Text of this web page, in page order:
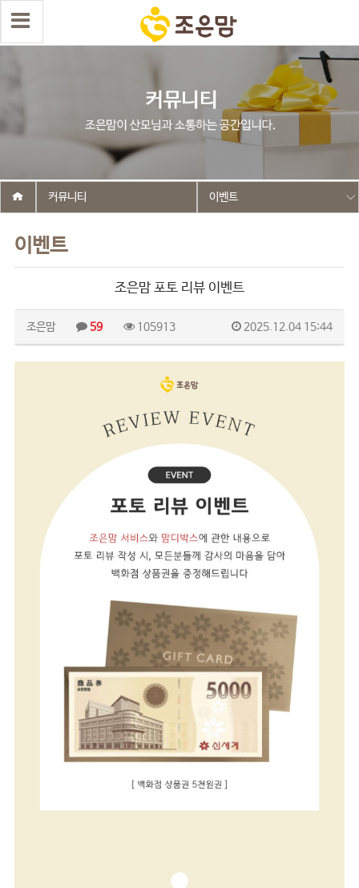
이벤트
커뮤니티 이벤트
조은맘 포토 리뷰 이벤트
조은맘 59 105913 2025.12.04 15:44